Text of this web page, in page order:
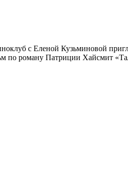
с Еленой Кузьминовой
по роману Патриции Хайсмит